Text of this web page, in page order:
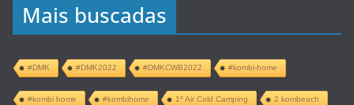
Mais buscadas
#DMK #DMK2022 #DMKCWB2022 #kombi-home
#kombi home #kombihome 1º Air Cold Camping 2 kombeach